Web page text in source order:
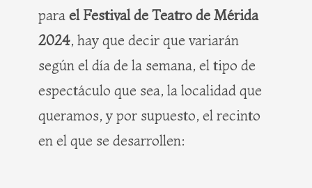
para el Festival de Teatro de Mérida
2024, hay que decir que variarán
según el día de la semana, el tipo de
espectáculo que sea, la localidad que
queramos, y por supuesto, el recinto
en el que se desarrollen: